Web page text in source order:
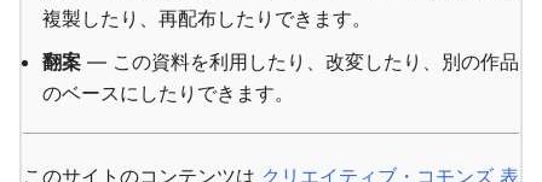
複製したり、再配布したりできます。
翻案 — この資料を利用したり、改変したり、別の作品
のベースにしたりできます。
このサイトのコンテンツは クリエイティブ・コモンズ 表